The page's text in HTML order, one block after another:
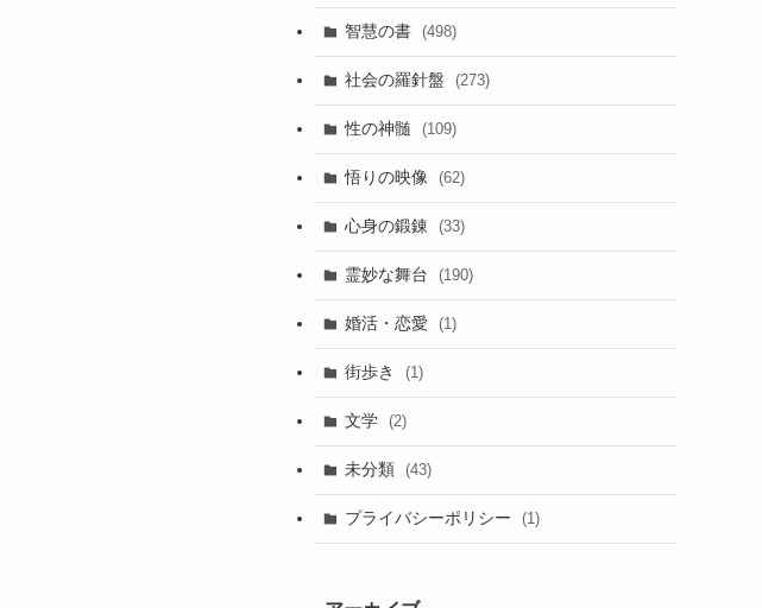
智慧の書 (498)
社会の羅針盤 (273)
性の神髄 (109)
悟りの映像 (62)
心身の鍛錬 (33)
霊妙な舞台 (190)
婚活・恋愛 (1)
街歩き (1)
文学 (2)
未分類 (43)
プライバシーポリシー (1)